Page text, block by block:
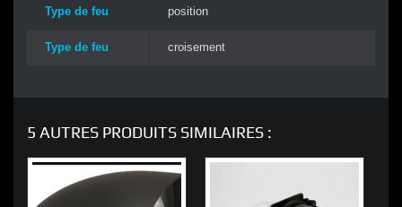
Type de feu position
Type de feu croisement
5 AUTRES PRODUITS SIMILAIRES :